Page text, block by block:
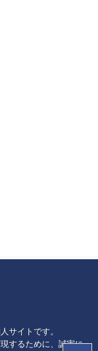
サイトです。
するために、誠実に